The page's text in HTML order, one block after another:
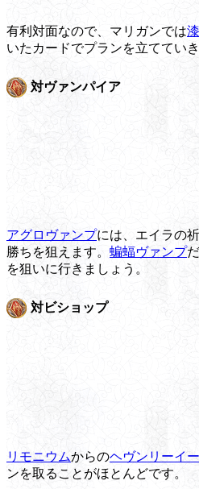
有利対面なので、マリガンでは
いたカードでプランを立てていき
対ヴァンパイア
アグロヴァンプには、エイラの
勝ちを狙えます。 蝙蝠ヴァンプ
を狙いに行きましょう。
対ビショップ
リモニウムからのヘヴンリーイ
ンを取ることがほとんどです。